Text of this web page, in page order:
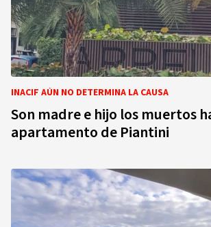
INACIF AÚN NO DETERMINA LA CAUSA
Son madre e hijo los muertos
apartamento de Piantini